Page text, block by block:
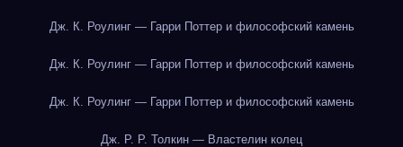
Дж. К. Роулинг — Гарри Поттер и философский камень
Дж. К. Роулинг — Гарри Поттер и философский камень
Дж. К. Роулинг — Гарри Поттер и философский камень
Дж. Р. Р. Толкин — Властелин колец